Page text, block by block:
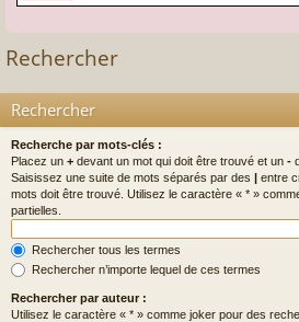
Rechercher
Rechercher
Recherche par mots-clés :
Placez un + devant un mot qui doit être trouvé et un -
Saisissez une suite de mots séparés par des | entre
mots doit être trouvé. Utilisez le caractère « * »
partielles.
Rechercher tous les termes
Rechercher n’importe lequel de ces termes
Rechercher par auteur :
Utilisez le caractère « * » comme joker pour des